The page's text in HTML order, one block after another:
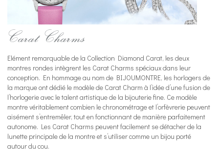
Carat Charms
Elément remarquable de la Collection Diamond Carat, les deux
montres rondes intègrent les Carat Charms spéciaux dans leur
conception. En hommage au nom de BIJOUMONTRE, les horlogers de
la marque ont dédié le modèle de Carat Charm à l’idée d’une fusion de
l’horlogerie avec le talent artistique de la bijouterie fine. Ce modèle
montre véritablement combien le chronométrage et l’orfèvrerie peuvent
aisément s’entremêler, tout en fonctionnant de manière parfaitement
autonome. Les Carat Charms peuvent facilement se détacher de la
lunette principale de la montre et s’utiliser comme un bijou porté
autour du cou.